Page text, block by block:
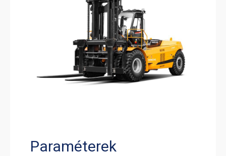
ELEKTROMOS KOMISSIÓZÓ
Paraméterek